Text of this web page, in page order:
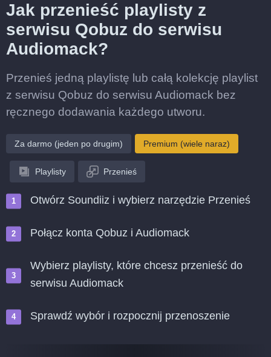
Jak przenieść playlisty z
serwisu Qobuz do serwisu
Audiomack?
Przenieś jedną playlistę lub całą kolekcję playlist
z serwisu Qobuz do serwisu Audiomack bez
ręcznego dodawania każdego utworu.
Za darmo (jeden po drugim) Premium (wiele naraz)
Playlisty Przenieś
Otwórz Soundiiz i wybierz narzędzie Przenieś
Połącz konta Qobuz i Audiomack
Wybierz playlisty, które chcesz przenieść do
serwisu Audiomack
Sprawdź wybór i rozpocznij przenoszenie